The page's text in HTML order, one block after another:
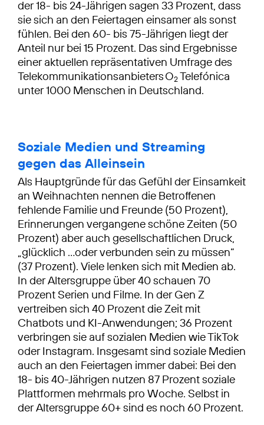
der 18- bis 24-Jährigen sagen 33 Prozent, dass
sie sich an den Feiertagen einsamer als sonst
fühlen. Bei den 60- bis 75-Jährigen liegt der
Anteil nur bei 15 Prozent. Das sind Ergebnisse
einer aktuellen repräsentativen Umfrage des
Telekommunikationsanbieters O2Telefónica
unter 1000 Menschen in Deutschland.
Soziale Medien und Streaming
gegen das Alleinsein
Als Hauptgründe für das Gefühl der Einsamkeit
an Weihnachten nennen die Betroffenen
fehlende Familie und Freunde (50 Prozent),
Erinnerungen vergangene schöne Zeiten (50
Prozent) aber auch gesellschaftlichen Druck,
„glücklich …oder verbunden sein zu müssen“
(37 Prozent). Viele lenken sich mit Medien ab.
In der Altersgruppe über 40 schauen 70
Prozent Serien und Filme. In der Gen Z
vertreiben sich 40 Prozent die Zeit mit
Chatbots und KI-Anwendungen; 36 Prozent
verbringen sie auf sozialen Medien wie TikTok
oder Instagram. Insgesamt sind soziale Medien
auch an den Feiertagen immer dabei: Bei den
18- bis 40-Jährigen nutzen 87 Prozent soziale
Plattformen mehrmals pro Woche. Selbst in
der Altersgruppe 60+ sind es noch 60 Prozent.